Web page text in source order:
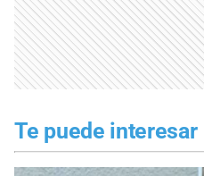
Te puede interesar